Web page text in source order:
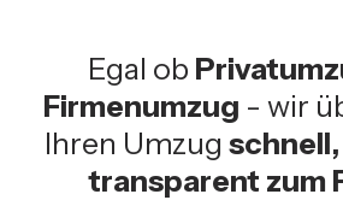
Egal ob
Firmenumzug - wir
Ihren Umzug
transparent zum